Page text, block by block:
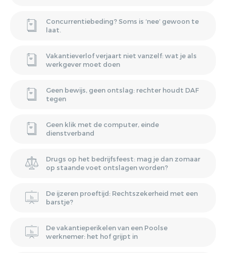
Concurrentiebeding? Soms is ‘nee’ gewoon te
laat.
Vakantieverlof verjaart niet vanzelf: wat je als
werkgever moet doen
Geen bewijs, geen ontslag: rechter houdt DAF
tegen
Geen klik met de computer, einde
dienstverband
Drugs op het bedrijfsfeest: mag je dan zomaar
op staande voet ontslagen worden?
De ijzeren proeftijd: Rechtszekerheid met een
barstje?
De vakantieperikelen van een Poolse
werknemer: het hof grijpt in